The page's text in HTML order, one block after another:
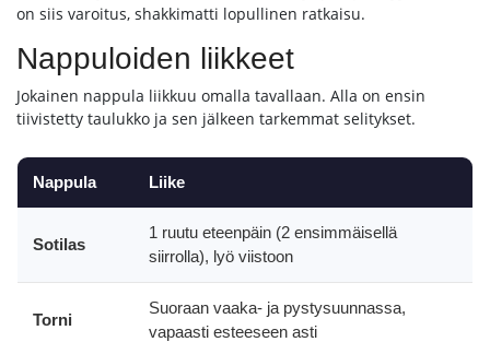
on siis varoitus, shakkimatti lopullinen ratkaisu.
Nappuloiden liikkeet
Jokainen nappula liikkuu omalla tavallaan. Alla on ensin
tiivistetty taulukko ja sen jälkeen tarkemmat selitykset.
Nappula Liike
Sotilas
1 ruutu eteenpäin (2 ensimmäisellä
siirrolla), lyö viistoon
Torni
Suoraan vaaka- ja pystysuunnassa,
vapaasti esteeseen asti